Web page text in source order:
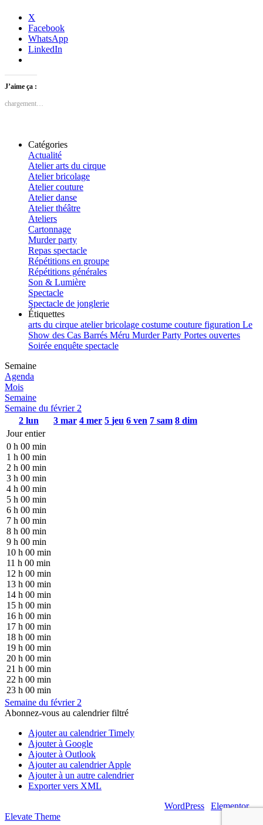
X
Facebook
WhatsApp
LinkedIn
J’aime ça :
chargement…
Catégories
Actualité
Atelier arts du cirque
Atelier bricolage
Atelier couture
Atelier danse
Atelier théâtre
Ateliers
Cartonnage
Murder party
Repas spectacle
Répétitions en groupe
Répétitions générales
Son & Lumière
Spectacle
Spectacle de jonglerie
Étiquettes
arts du cirque atelierbricolage costume couture figuration Le
Show des Cas Barrés Méru Murder Party Portes ouvertes
Soirée enquête spectacle
Semaine
Agenda
Mois
Semaine
Semaine du février 2
2 lun 3 mar 4 mer 5 jeu 6 ven 7 sam 8 dim
Jour entier
0 h 00 min
1 h 00 min
2 h 00 min
3 h 00 min
4 h 00 min
5 h 00 min
6 h 00 min
7 h 00 min
8 h 00 min
9 h 00 min
10 h 00 min
11 h 00 min
12 h 00 min
13 h 00 min
14 h 00 min
15 h 00 min
16 h 00 min
17 h 00 min
18 h 00 min
19 h 00 min
20 h 00 min
21 h 00 min
22 h 00 min
23 h 00 min
Semaine du février 2
Abonnez-vous au calendrier filtré
Ajouter au calendrier Timely
Ajouter à Google
Ajouter à Outlook
Ajouter au calendrier Apple
Ajouter à un autre calendrier
Exporter vers XML
WordPress Elementor|
Elevate Theme